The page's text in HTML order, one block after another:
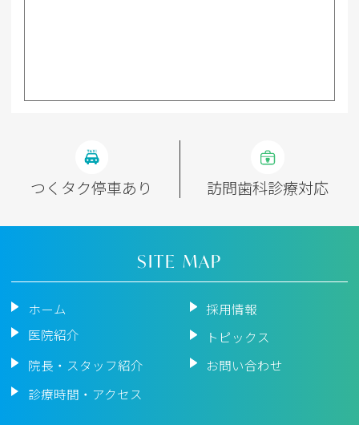
つくタク停車あり 訪問歯科診療対応
SITE MAP
ホーム
医院紹介
院長・スタッフ紹介
診療時間・アクセス
採用情報
トピックス
お問い合わせ